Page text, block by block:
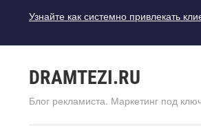
Узнайте как системно привлекать
DRAMTEZI.RU
Блог рекламиста. Маркетинг под